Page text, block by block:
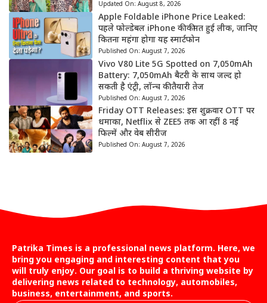
Updated On: August 8, 2026
Apple Foldable iPhone Price Leaked:
पहले फोल्डेबल iPhone की कीमत हुई लीक, जानिए
कितना महंगा होगा यह स्मार्टफोन
Published On: August 7, 2026
Vivo V80 Lite 5G Spotted on 7,050mAh
Battery: 7,050mAh बैटरी के साथ जल्द हो
सकती है एंट्री, लॉन्च की तैयारी तेज
Published On: August 7, 2026
Friday OTT Releases: इस शुक्रवार OTT पर
धमाका, Netflix से ZEE5 तक आ रहीं 8 नई
फिल्में और वेब सीरीज
Published On: August 7, 2026
Patrika Times is a professional news platform. Here, we
bring you engaging and interesting content that you
will truly enjoy. Our goal is to build a thriving website by
delivering news related to technology, automobiles,
business, entertainment, and sports.